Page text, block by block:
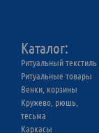
Каталог:
Ритуальный текстиль
Ритуальныe товары
Венки, корзины
Кружево, рюшь,
тесьма
Каркасы